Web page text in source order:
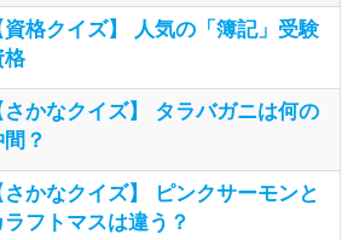
資格クイズ】 人気の「簿記」受験
格
さかなクイズ】 タラバガニは何の
？
さかなクイズ】 ピンクサーモンと
ラフトマスは違う？